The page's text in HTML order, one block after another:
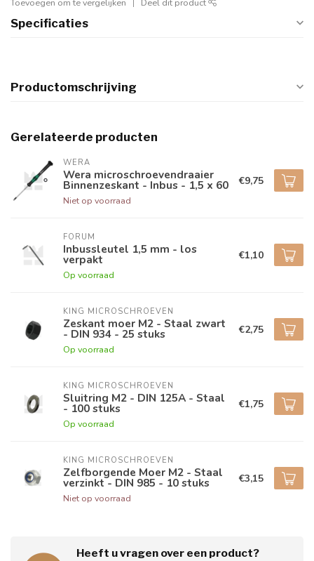
Specificaties
Productomschrijving
Gerelateerde producten
WERA
Wera microschroevendraaier
Binnenzeskant - Inbus - 1,5 x 60
Niet op voorraad
€9,75
FORUM
Inbussleutel 1,5 mm - los
verpakt
Op voorraad
€1,10
KING MICROSCHROEVEN
Zeskant moer M2 - Staal zwart
- DIN 934 - 25 stuks
Op voorraad
€2,75
KING MICROSCHROEVEN
Sluitring M2 - DIN 125A - Staal
- 100 stuks
Op voorraad
€1,75
KING MICROSCHROEVEN
Zelfborgende Moer M2 - Staal
verzinkt - DIN 985 - 10 stuks
Niet op voorraad
€3,15
Heeft u vragen over een product?